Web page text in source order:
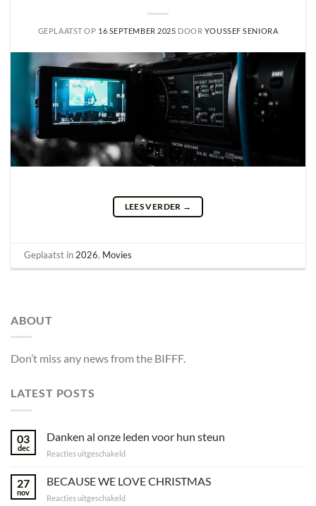
GEPLAATST OP 16 SEPTEMBER 2025 DOOR YOUSSEF SENIORA
LEES VERDER →
Geplaatst in 2026, Movies
ABOUT
Don’t miss any news from the BIFFF.
LATEST POSTS
03
dec
Danken al onze leden voor hun steun
Reacties uitgeschakeldvoor
al
onze
leden
27
nov
BECAUSE WE LOVE CHRISTMAS
Reacties uitgeschakeldvoor